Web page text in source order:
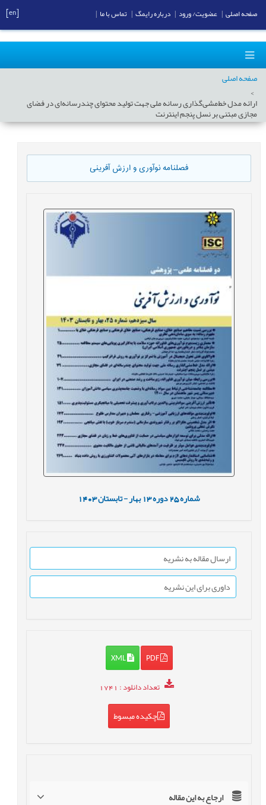
صفحه اصلی
ارائه مدل خط‌مشی‌گذاری رسانه ملی جهت تولید محتوای چندرسانه‌ای در فضای
مجازی مبتنی بر نسل پنجم اینترنت
فصلنامه نوآوری و ارزش آفرینی
شماره25 دوره13 بهار - تابستان1403
ارسال مقاله به نشریه
داوری برای این نشریه
PDF
XML
تعداد دانلود: 1741
چکیده مبسوط
ارجاع به این مقاله
صفحه اصلی عضویت/ ورود درباره رایمگ تماس با ما